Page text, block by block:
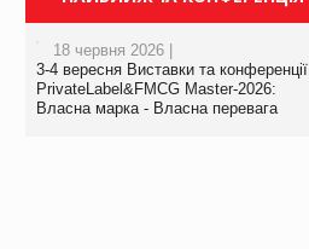
www.trademaster.ua.
правила. Особливості.
18 червня 2026 |
3-4 вересня Виставки та конференції
PrivateLabel&FMCG Master-2026:
Власна марка - Власна перевага